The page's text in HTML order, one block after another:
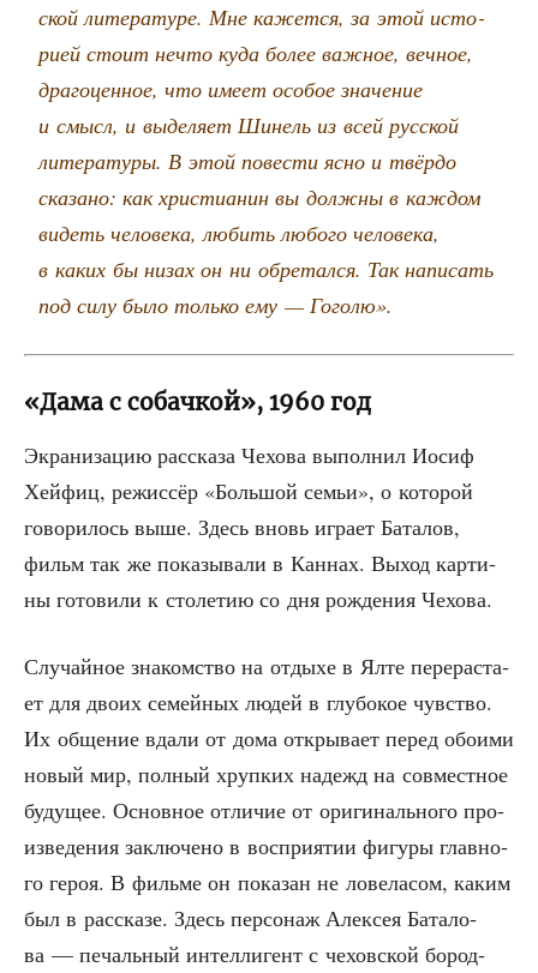
ской лите­ра­ту­ре. Мне кажет­ся, за этой исто­
ри­ей сто­ит нечто куда более важ­ное, веч­ное,
дра­го­цен­ное, что име­ет осо­бое зна­че­ние
и смысл, и выде­ля­ет Шинель из всей рус­ской
лите­ра­ту­ры. В этой пове­сти ясно и твёр­до
ска­за­но: как хри­сти­а­нин вы долж­ны в каж­дом
видеть чело­ве­ка, любить любо­го чело­ве­ка,
в каких бы низах он ни обре­тал­ся. Так напи­сать
под силу было толь­ко ему — Гоголю».
«Дама с собачкой», 1960 год
Экра­ни­за­цию рас­ска­за Чехо­ва выпол­нил Иосиф
Хей­фиц, режис­сёр «Боль­шой семьи», о кото­рой
гово­ри­лось выше. Здесь вновь игра­ет Бата­лов,
фильм так же пока­зы­ва­ли в Кан­нах. Выход кар­ти­
ны гото­ви­ли к сто­ле­тию со дня рож­де­ния Чехова.
Слу­чай­ное зна­ком­ство на отды­хе в Ялте пере­рас­та­
ет для дво­их семей­ных людей в глу­бо­кое чув­ство.
Их обще­ние вда­ли от дома откры­ва­ет перед обо­и­ми
новый мир, пол­ный хруп­ких надежд на сов­мест­ное
буду­щее. Основ­ное отли­чие от ори­ги­наль­но­го про­
из­ве­де­ния заклю­че­но в вос­при­я­тии фигу­ры глав­но­
го героя. В филь­ме он пока­зан не лове­ла­сом, каким
был в рас­ска­зе. Здесь пер­со­наж Алек­сея Бата­ло­
ва — печаль­ный интел­ли­гент с чехов­ской бород­